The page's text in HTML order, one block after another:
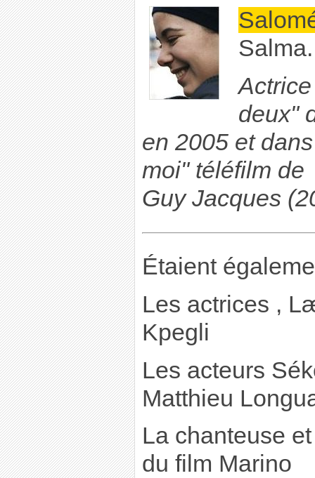
Salma.
deux"
en 2005 et
moi" téléfilm de
Guy Jacques
Étaient
Les actrices ,
Kpegli
Les acteurs
Matthieu
La chanteuse
du film Marino